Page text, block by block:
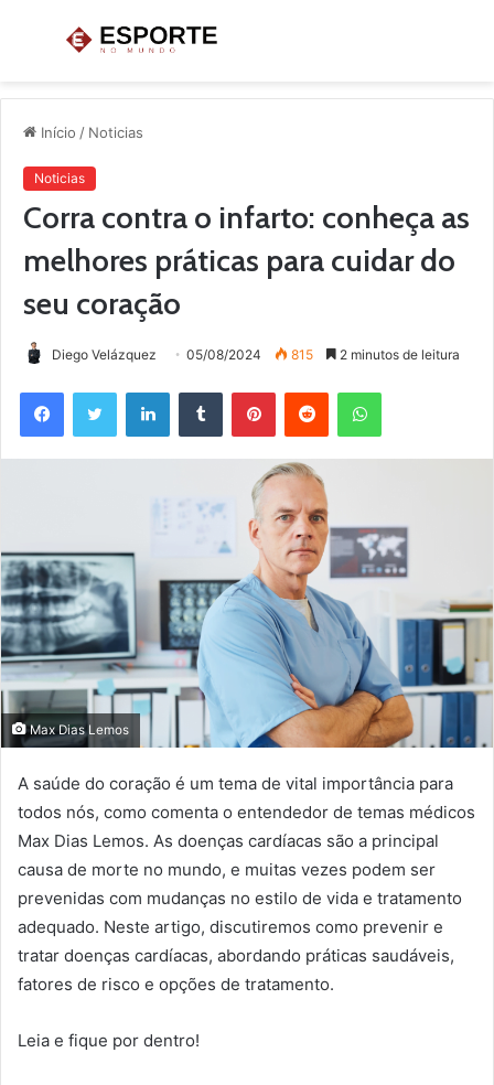
Menu
Início / Noticias
Noticias
Corra contra o infarto: conheça as
melhores práticas para cuidar do
seu coração
Diego Velázquez 05/08/2024 815 2 minutos de leitura
FacebookTwitter LinkedinTumblr PinterestReddit WhatsApp
Max Dias Lemos
A saúde do coração é um tema de vital importância para
todos nós, como comenta o entendedor de temas médicos
Max Dias Lemos. As doenças cardíacas são a principal
causa de morte no mundo, e muitas vezes podem ser
prevenidas com mudanças no estilo de vida e tratamento
adequado. Neste artigo, discutiremos como prevenir e
tratar doenças cardíacas, abordando práticas saudáveis,
fatores de risco e opções de tratamento.
Leia e fique por dentro!